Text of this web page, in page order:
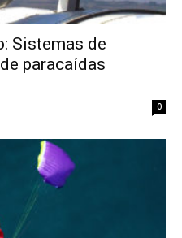
Sistemas de
paracaídas
0